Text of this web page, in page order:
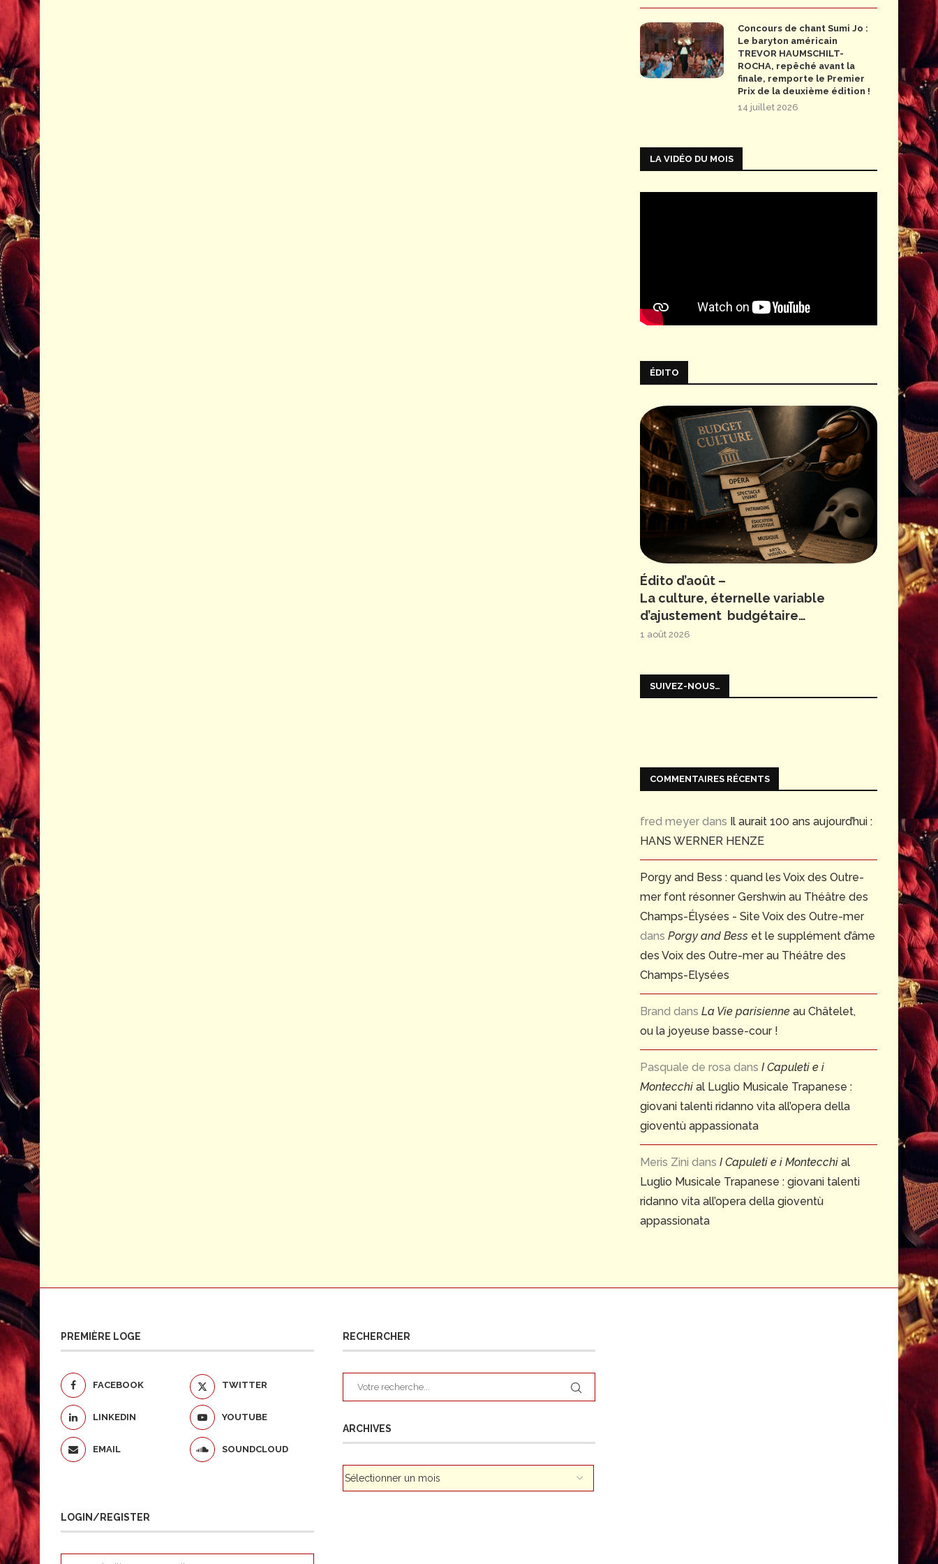
Concours de chant Sumi Jo :
Le baryton américain
TREVOR HAUMSCHILT-
ROCHA, repêché avant la
finale, remporte le Premier
Prix de la deuxième édition !
14 juillet 2026
LA VIDÉO DU MOIS
ÉDITO
Édito d’août –
La culture, éternelle variable
d’ajustement budgétaire…
1 août 2026
SUIVEZ-NOUS…
COMMENTAIRES RÉCENTS
fred meyer dans Il aurait 100 ans aujourd’hui :
HANS WERNER HENZE
Porgy and Bess : quand les Voix des Outre-
mer font résonner Gershwin au Théâtre des
Champs-Élysées - Site Voix des Outre-mer
dans Porgy and Bess et le supplément d’âme
des Voix des Outre-mer au Théâtre des
Champs-Elysées
Brand dans La Vie parisienne au Châtelet,
ou la joyeuse basse-cour !
Pasquale de rosa dans I Capuleti e i
Montecchi al Luglio Musicale Trapanese :
giovani talenti ridanno vita all’opera della
gioventù appassionata
Meris Zini dans I Capuleti e i Montecchi al
Luglio Musicale Trapanese : giovani talenti
ridanno vita all’opera della gioventù
appassionata
PREMIÈRE LOGE
FACEBOOK TWITTER
LINKEDIN YOUTUBE
EMAIL SOUNDCLOUD
LOGIN/REGISTER
RECHERCHER
ARCHIVES